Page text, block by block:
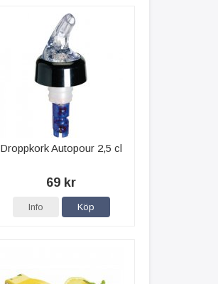
Droppkork Autopour 2,5 cl
69 kr
Info Köp